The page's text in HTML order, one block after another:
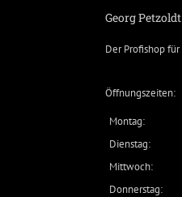
Georg Petzoldt
Der Profishop für
Öffnungszeiten:
Montag:
Dienstag:
Mittwoch:
Donnerstag: